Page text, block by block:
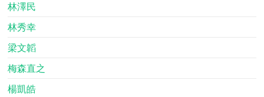
林澤民
林秀幸
梁文韜
梅森直之
楊凱皓